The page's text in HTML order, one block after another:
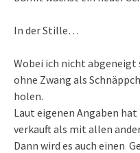
In der Stille…
Wobei ich nicht abgeneigt
ohne Zwang als
holen.
Laut eigenen Angaben hat
verkauft als mit allen
Dann wird es auch einen